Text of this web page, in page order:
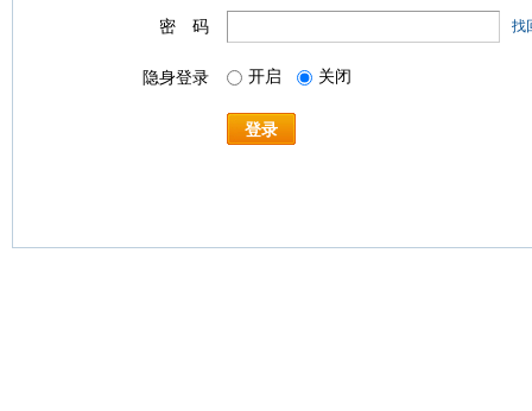
密 码 找
隐身登录 开启 关闭
登录